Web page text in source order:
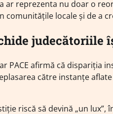
ar reprezenta nu doar o
comunitățile locale și de a
judecătoriile
PACE afirmă că dispariția
către instanțe
riscă să devină „un